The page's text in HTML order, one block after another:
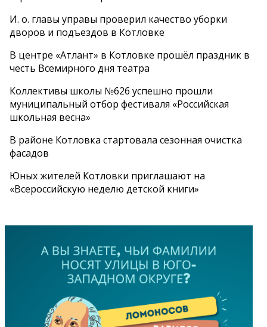
И. о. главы управы проверил качество уборки
дворов и подъездов в Котловке
В центре «Атлант» в Котловке прошёл праздник в
честь Всемирного дня театра
Коллективы школы №626 успешно прошли
муниципальный отбор фестиваля «Российская
школьная весна»
В районе Котловка стартовала сезонная очистка
фасадов
Юных жителей Котловки приглашают на
«Всероссийскую неделю детской книги»